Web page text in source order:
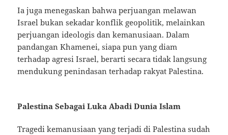
Ia juga menegaskan bahwa perjuangan melawan
Israel bukan sekadar konflik geopolitik, melainkan
perjuangan ideologis dan kemanusiaan. Dalam
pandangan Khamenei, siapa pun yang diam
terhadap agresi Israel, berarti secara tidak langsung
mendukung penindasan terhadap rakyat Palestina.
Palestina Sebagai Luka Abadi Dunia Islam
Tragedi kemanusiaan yang terjadi di Palestina sudah